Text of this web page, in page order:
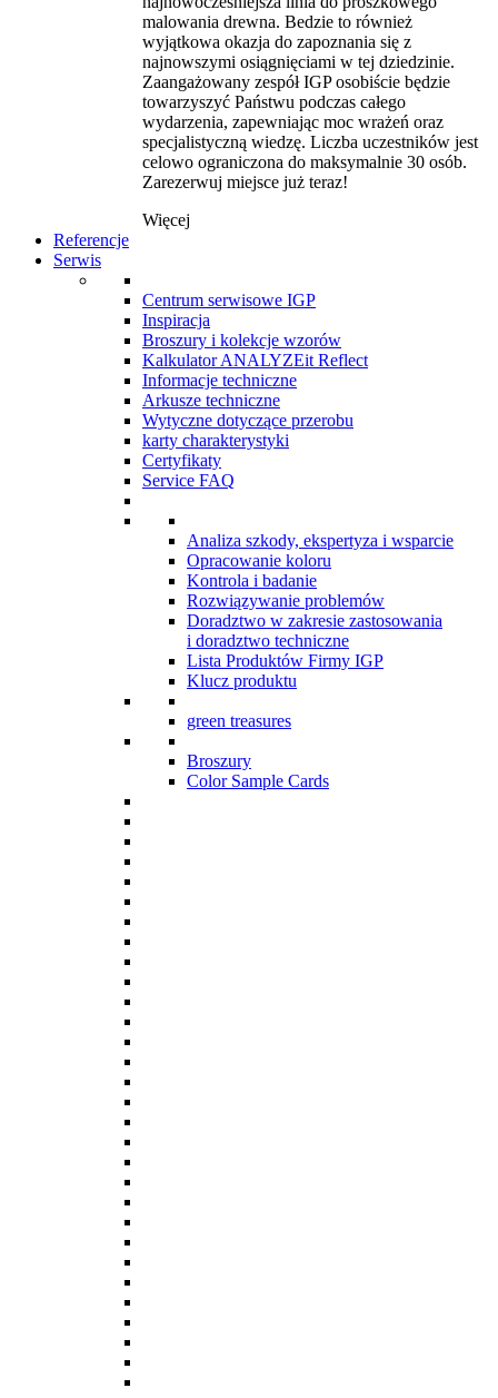
malowania drewna. Bedzie to również
wyjątkowa okazja do zapoznania się z
najnowszymi osiągnięciami w tej dziedzinie.
Zaangażowany zespół IGP osobiście będzie
towarzyszyć Państwu podczas całego
wydarzenia, zapewniając moc wrażeń oraz
specjalistyczną wiedzę. Liczba uczestników jest
celowo ograniczona do maksymalnie 30 osób.
Zarezerwuj miejsce już teraz!
Więcej
Referencje
Serwis
Centrum serwisowe IGP
Inspiracja
Broszury i kolekcje wzorów
Kalkulator ANALYZEit Reflect
Informacje techniczne
Arkusze techniczne
Wytyczne dotyczące przerobu
karty charakterystyki
Certyfikaty
Service FAQ
Analiza szkody, ekspertyza i wsparcie
Opracowanie koloru
Kontrola i badanie
Rozwiązywanie problemów
Doradztwo w zakresie zastosowania
i doradztwo techniczne
Lista Produktów Firmy IGP
Klucz produktu
green treasures
Broszury
Color Sample Cards